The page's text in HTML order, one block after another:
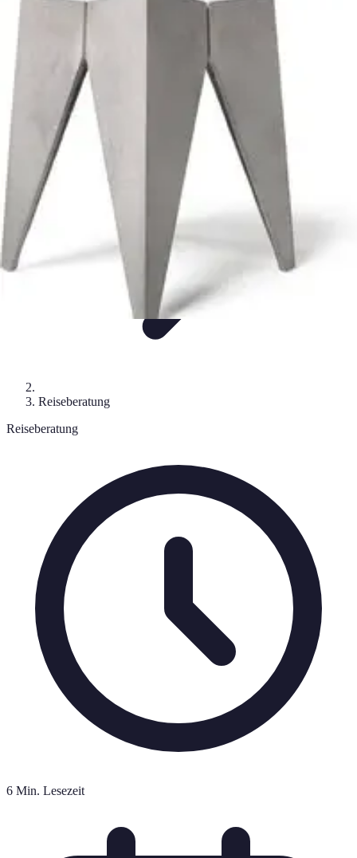
Flug und Reiseangebote
Vergleiche
Flug und Reiseangebote
Reiseberatung
Reiseberatung
6 Min. Lesezeit